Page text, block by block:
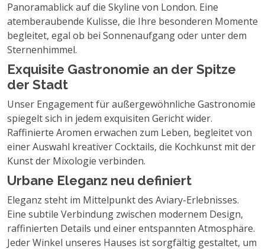
Panoramablick auf die Skyline von London. Eine
atemberaubende Kulisse, die Ihre besonderen Momente
begleitet, egal ob bei Sonnenaufgang oder unter dem
Sternenhimmel.
Exquisite Gastronomie an der Spitze
der Stadt
Unser Engagement für außergewöhnliche Gastronomie
spiegelt sich in jedem exquisiten Gericht wider.
Raffinierte Aromen erwachen zum Leben, begleitet von
einer Auswahl kreativer Cocktails, die Kochkunst mit der
Kunst der Mixologie verbinden.
Urbane Eleganz neu definiert
Eleganz steht im Mittelpunkt des Aviary-Erlebnisses.
Eine subtile Verbindung zwischen modernem Design,
raffinierten Details und einer entspannten Atmosphäre.
Jeder Winkel unseres Hauses ist sorgfältig gestaltet, um